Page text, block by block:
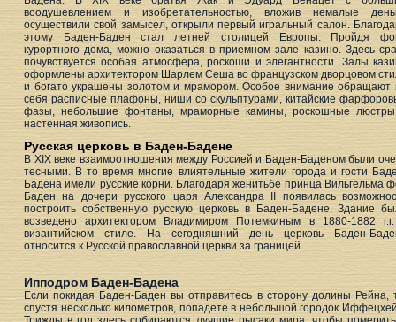
воодушевлением и изобретательностью, вложив немалые
осуществили свой замысел, открыли первый игральный салон.
этому Баден-Баден стал летней столицей Европы. Пройдя
курортного дома, можно оказаться в приемном зале казино. Здесь
почувствуется особая атмосфера, роскоши и элегантности. Залы
оформлены архитектором Шарлем Сеша во французском дворцовом
и богато украшены золотом и мрамором. Особое внимание обращают
себя расписные плафоны, ниши со скульптурами, китайские
фазы, небольшие фонтаны, мраморные камины, роскошные
настенная живопись.
Русская церковь в Баден-Бадене
В XIX веке взаимоотношения между Россией и Баден-Баденом были
тесными. В то время многие влиятельные жители города и гости
Бадена имели русские корни. Благодаря женитьбе принца Вильгельма
Баден на дочери русского царя Александра II появилась
построить собственную русскую церковь в Баден-Бадене. Здание
возведено архитектором Владимиром Потемкиным в 1880-1882
византийском стиле. На сегодняшний день церковь Баден-
относится к Русской православной церкви за границей.
Ипподром Баден-Бадена
Если покидая Баден-Баден вы отправитесь в сторону долины Рейна,
спустя несколько километров, попадете в небольшой городок